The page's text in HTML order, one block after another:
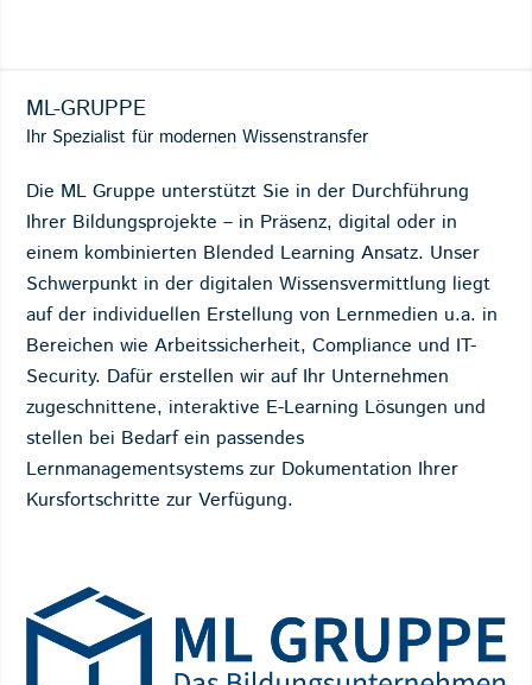
ML-GRUPPE
Ihr Spezialist für modernen Wissenstransfer
Die ML Gruppe unterstützt Sie in der Durchführung
Ihrer Bildungsprojekte – in Präsenz, digital oder in
einem kombinierten Blended Learning Ansatz. Unser
Schwerpunkt in der digitalen Wissensvermittlung liegt
auf der individuellen Erstellung von Lernmedien u.a. in
Bereichen wie Arbeitssicherheit, Compliance und IT-
Security. Dafür erstellen wir auf Ihr Unternehmen
zugeschnittene, interaktive E-Learning Lösungen und
stellen bei Bedarf ein passendes
Lernmanagementsystems zur Dokumentation Ihrer
Kursfortschritte zur Verfügung.